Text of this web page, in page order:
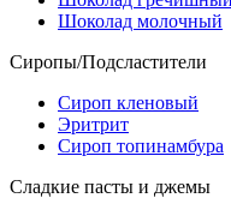
Шоколад молочный
Сиропы/Подсластители
Сироп кленовый
Эритрит
Сироп топинамбура
Сладкие пасты и джемы